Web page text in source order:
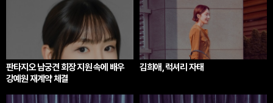
판타지오 남궁견 회장 지원 속에 배우
강예원 재계약 체결
김희애, 럭셔리 자태